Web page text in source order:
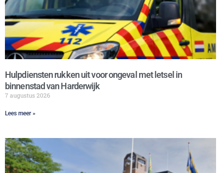
Hulpdiensten rukken uit voor ongeval met letsel in
binnenstad van Harderwijk
7 augustus 2026
Lees meer »